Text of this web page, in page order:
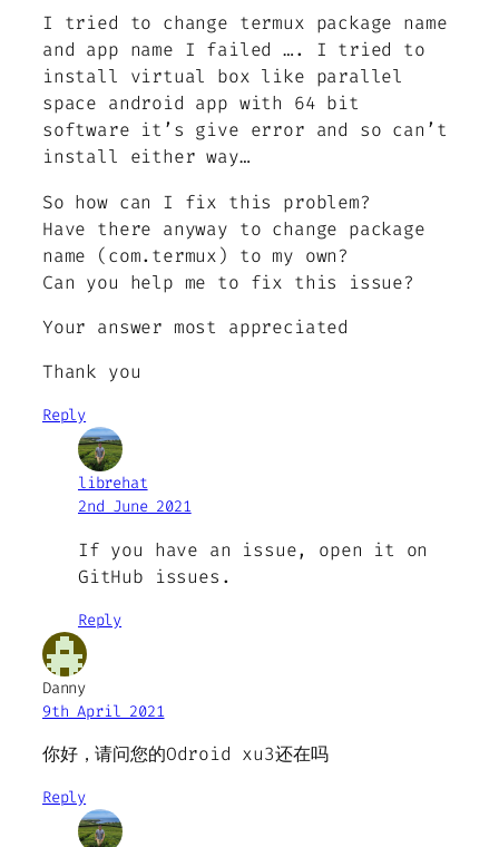
I tried to change termux package name
and app name I failed …. I tried to
install virtual box like parallel
space android app with 64 bit
software it’s give error and so can’t
install either way…
So how can I fix this problem?
Have there anyway to change package
name (com.termux) to my own?
Can you help me to fix this issue?
Your answer most appreciated
Thank you
Reply
librehat
2nd June 2021
If you have an issue, open it on
GitHub issues.
Reply
Danny
9th April 2021
你好，请问您的Odroid xu3还在吗
Reply